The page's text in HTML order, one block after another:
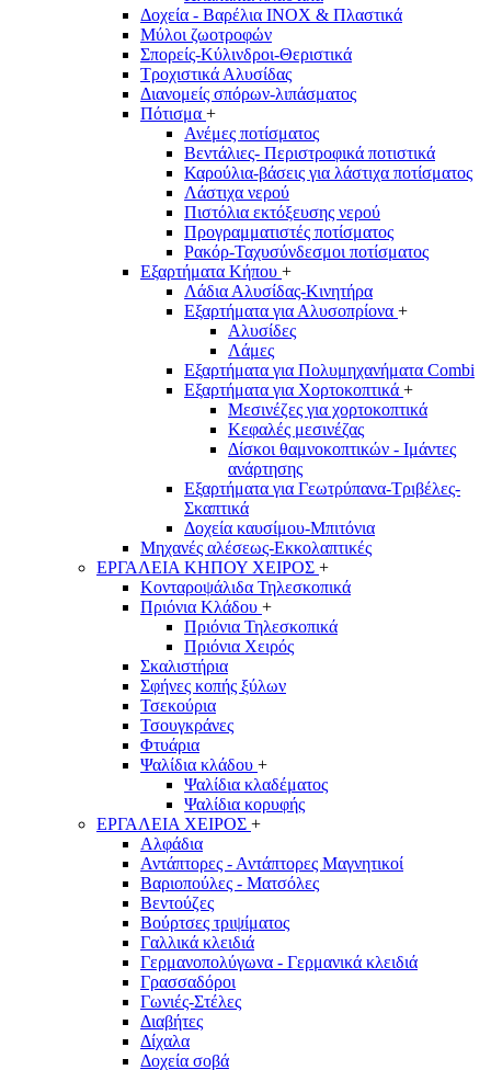
Δοχεία - Βαρέλια INOX & Πλαστικά
Μύλοι ζωοτροφών
Σπορείς-Κύλινδροι-Θεριστικά
Τροχιστικά Αλυσίδας
Διανομείς σπόρων-λιπάσματος
Πότισμα +
Ανέμες ποτίσματος
Βεντάλιες- Περιστροφικά ποτιστικά
Καρούλια-βάσεις για λάστιχα ποτίσματος
Λάστιχα νερού
Πιστόλια εκτόξευσης νερού
Προγραμματιστές ποτίσματος
Ρακόρ-Ταχυσύνδεσμοι ποτίσματος
Εξαρτήματα Κήπου +
Λάδια Αλυσίδας-Κινητήρα
Εξαρτήματα για Αλυσοπρίονα +
Αλυσίδες
Λάμες
Εξαρτήματα για Πολυμηχανήματα Combi
Εξαρτήματα για Χορτοκοπτικά +
Μεσινέζες για χορτοκοπτικά
Κεφαλές μεσινέζας
Δίσκοι θαμνοκοπτικών - Ιμάντες
ανάρτησης
Εξαρτήματα για Γεωτρύπανα-Τριβέλες-
Σκαπτικά
Δοχεία καυσίμου-Μπιτόνια
Μηχανές αλέσεως-Εκκολαπτικές
ΕΡΓΑΛΕΙΑ ΚΗΠΟΥ ΧΕΙΡΟΣ +
Κονταροψάλιδα Τηλεσκοπικά
Πριόνια Κλάδου +
Πριόνια Τηλεσκοπικά
Πριόνια Χειρός
Σκαλιστήρια
Σφήνες κοπής ξύλων
Τσεκούρια
Τσουγκράνες
Φτυάρια
Ψαλίδια κλάδου +
Ψαλίδια κλαδέματος
Ψαλίδια κορυφής
ΕΡΓΑΛΕΙΑ ΧΕΙΡΟΣ +
Αλφάδια
Αντάπτορες - Αντάπτορες Μαγνητικοί
Βαριοπούλες - Ματσόλες
Βεντούζες
Βούρτσες τριψίματος
Γαλλικά κλειδιά
Γερμανοπολύγωνα - Γερμανικά κλειδιά
Γρασσαδόροι
Γωνιές-Στέλες
Διαβήτες
Δίχαλα
Δοχεία σοβά